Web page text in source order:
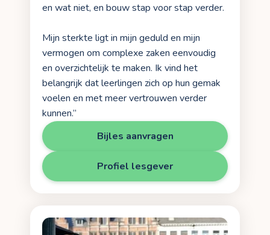
en wat niet, en bouw stap voor stap verder.
Mijn sterkte ligt in mijn geduld en mijn
vermogen om complexe zaken eenvoudig
en overzichtelijk te maken. Ik vind het
belangrijk dat leerlingen zich op hun gemak
voelen en met meer vertrouwen verder
kunnen.”
Bijles aanvragen
Profiel lesgever